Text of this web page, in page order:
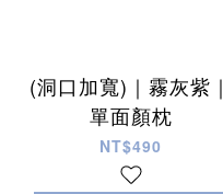
(洞口加寬)｜霧灰紫｜
單面顏枕
NT$490